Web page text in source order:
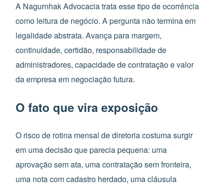
A Nagurnhak Advocacia trata esse tipo de ocorrência
como leitura de negócio. A pergunta não termina em
legalidade abstrata. Avança para margem,
continuidade, certidão, responsabilidade de
administradores, capacidade de contratação e valor
da empresa em negociação futura.
O fato que vira exposição
O risco de rotina mensal de diretoria costuma surgir
em uma decisão que parecia pequena: uma
aprovação sem ata, uma contratação sem fronteira,
uma nota com cadastro herdado, uma cláusula